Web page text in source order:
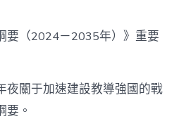
《教
導
扶
計
要（2024－2035年）》重要
夜關于加速建設教導強國的戰
要。